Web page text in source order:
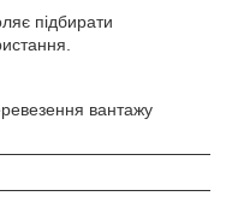
підбирати
вантажу